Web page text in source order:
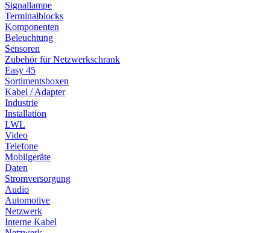
Signallampe
Terminalblocks
Komponenten
Beleuchtung
Sensoren
Zubehör für Netzwerkschrank
Easy 45
Sortimentsboxen
Kabel / Adapter
Industrie
Installation
LWL
Video
Telefone
Mobilgeräte
Daten
Stromversorgung
Audio
Automotive
Netzwerk
Interne Kabel